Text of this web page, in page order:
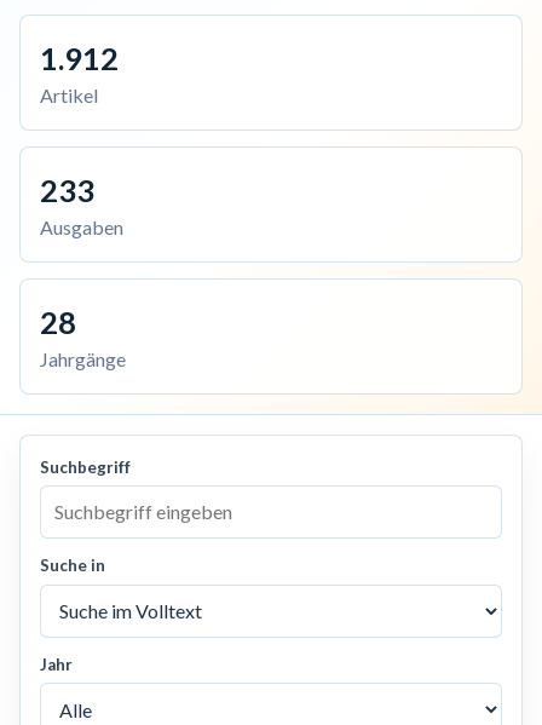
1.912
Artikel
233
Ausgaben
28
Jahrgänge
Suchbegriff
Suche in
Jahr